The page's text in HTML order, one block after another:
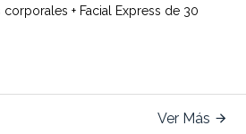
+ Facial Express de 30
especial
Ver Más